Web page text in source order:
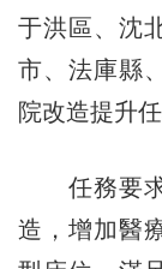
于洪區、沈
市、法庫縣
院改造提升任
任務要求
造，增加醫